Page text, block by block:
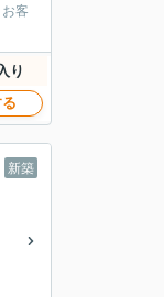
客
り
新築